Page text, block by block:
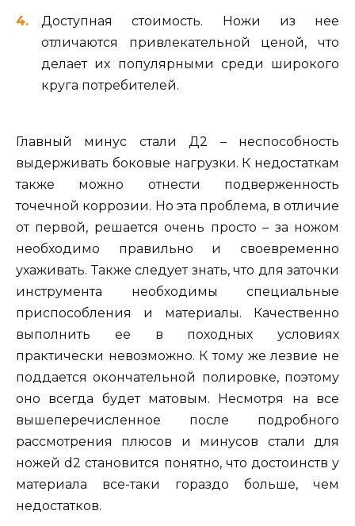
Доступная стоимость. Ножи из нее
отличаются привлекательной ценой, что
делает их популярными среди широкого
круга потребителей.
Главный минус стали Д2 – неспособность
выдерживать боковые нагрузки. К недостаткам
также можно отнести подверженность
точечной коррозии. Но эта проблема, в отличие
от первой, решается очень просто – за ножом
необходимо правильно и своевременно
ухаживать. Также следует знать, что для заточки
инструмента необходимы специальные
приспособления и материалы. Качественно
выполнить ее в походных условиях
практически невозможно. К тому же лезвие не
поддается окончательной полировке, поэтому
оно всегда будет матовым. Несмотря на все
вышеперечисленное после подробного
рассмотрения плюсов и минусов стали для
ножей d2 становится понятно, что достоинств у
материала все-таки гораздо больше, чем
недостатков.